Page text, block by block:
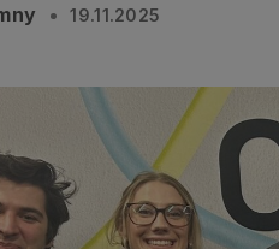
19.11.2025